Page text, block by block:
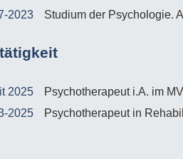
2023
Studium der Psychologie.
2025
Psychotherapeut i.A. im
2025
Psychotherapeut in